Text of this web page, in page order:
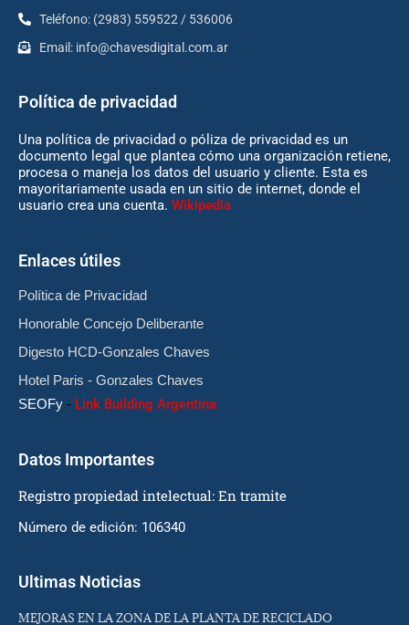
Teléfono: (2983) 559522 / 536006
Email: info@chavesdigital.com.ar
Política de privacidad
Una política de privacidad o póliza de privacidad es un
documento legal que plantea cómo una organización retiene,
procesa o maneja los datos del usuario y cliente. Esta es
mayoritariamente usada en un sitio de internet, donde el
usuario crea una cuenta. Wikipedia
Enlaces útiles
Política de Privacidad
Honorable Concejo Deliberante
Digesto HCD-Gonzales Chaves
Hotel Paris - Gonzales Chaves
SEOFy - Link Building Argentina
Datos Importantes
Registro propiedad intelectual: En tramite
Número de edición: 106340
Ultimas Noticias
MEJORAS EN LA ZONA DE LA PLANTA DE RECICLADO